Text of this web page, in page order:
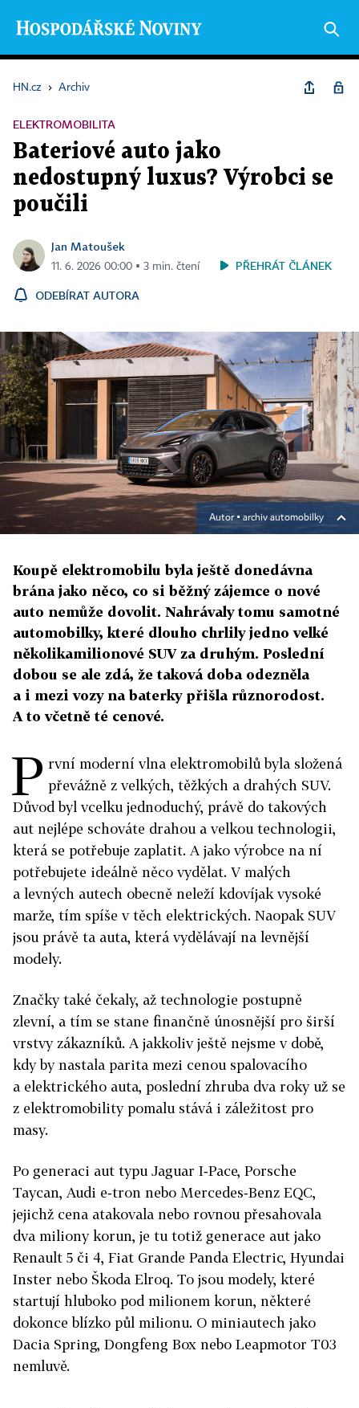
HN.cz › Archiv
ELEKTROMOBILITA
Bateriové auto jako
nedostupný luxus? Výrobci se
poučili
Jan Matoušek
11. 6. 2026 00:00 ▪ 3 min. čtení PŘEHRÁT ČLÁNEK
ODEBÍRAT AUTORA
Autor ▪ archiv automobilky
Koupě elektromobilu byla ještě donedávna
brána jako něco, co si běžný zájemce o nové
auto nemůže dovolit. Nahrávaly tomu samotné
automobilky, které dlouho chrlily jedno velké
několikamilionové SUV za druhým. Poslední
dobou se ale zdá, že taková doba odezněla
a i mezi vozy na baterky přišla různorodost.
A to včetně té cenové.
P rvní moderní vlna elektromobilů byla složená
převážně z velkých, těžkých a drahých SUV.
Důvod byl vcelku jednoduchý, právě do takových
aut nejlépe schováte drahou a velkou technologii,
která se potřebuje zaplatit. A jako výrobce na ní
potřebujete ideálně něco vydělat. V malých
a levných autech obecně neleží kdovíjak vysoké
marže, tím spíše v těch elektrických. Naopak SUV
jsou právě ta auta, která vydělávají na levnější
modely.
Značky také čekaly, až technologie postupně
zlevní, a tím se stane finančně únosnější pro širší
vrstvy zákazníků. A jakkoliv ještě nejsme v době,
kdy by nastala parita mezi cenou spalovacího
a elektrického auta, poslední zhruba dva roky už se
z elektromobility pomalu stává i záležitost pro
masy.
Po generaci aut typu Jaguar I‑Pace, Porsche
Taycan, Audi e‑tron nebo Mercedes‑Benz EQC,
jejichž cena atakovala nebo rovnou přesahovala
dva miliony korun, je tu totiž generace aut jako
Renault 5 či 4, Fiat Grande Panda Electric, Hyundai
Inster nebo Škoda Elroq. To jsou modely, které
startují hluboko pod milionem korun, některé
dokonce blízko půl milionu. O miniautech jako
Dacia Spring, Dongfeng Box nebo Leapmotor T03
nemluvě.